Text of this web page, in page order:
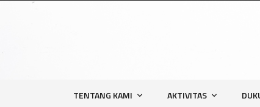
TENTANG KAMI AKTIVITAS